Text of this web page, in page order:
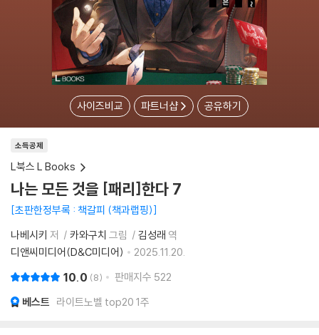
사이즈비교 파트너샵 공유하기
소득공제
L북스 L Books
나는 모든 것을 [패리]한다 7
초판한정부록 : 책갈피 (책과랩핑)
나베시키 저 카와구치 그림 김성래 역
디앤씨미디어(D&C미디어)
2025.11.20.
10.0 8 판매지수 522
베스트 라이트노벨 top20 1주